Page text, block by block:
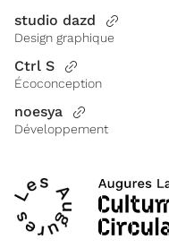
studio dazd
Design graphique
Ctrl S
Écoconception
noesya
Développement